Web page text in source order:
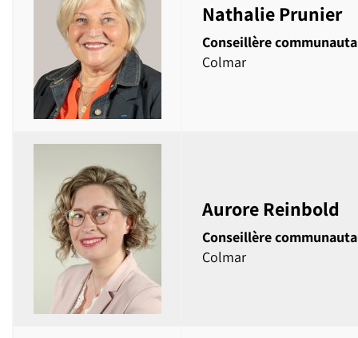
Nathalie Prunier
Conseillère
Colmar
Aurore Reinbold
Conseillère
Colmar